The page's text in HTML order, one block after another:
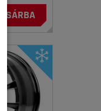
KOSÁRBA